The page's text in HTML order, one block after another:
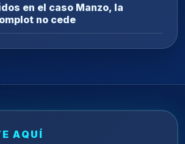
en el caso Manzo, la
no cede
AQUÍ